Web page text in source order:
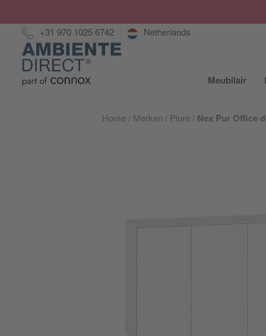
Hotline:
+31 970 1025 6742 Netherlands
Home
Meubilair
Home Merken Piure Nex Pur Office